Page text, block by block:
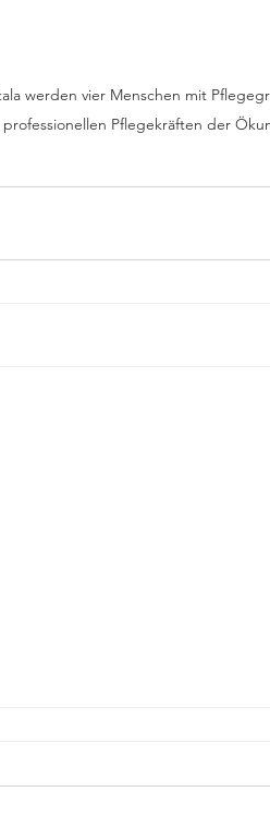
werden vier Menschen mit
Pflegekräften der